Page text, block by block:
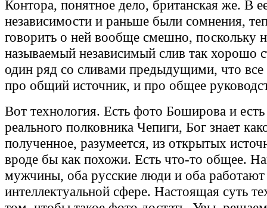
Контора, понятное дело, британская же. В
независимости и раньше были сомнения,
говорить о ней вообще смешно, поскольку
называемый независимый слив так хорошо
один ряд со сливами предыдущими, что все
про общий источник, и про общее
Вот технология. Есть фото Боширова и
реального полковника Чепиги, Бог знает
полученное, разумеется, из открытых
вроде бы как похожи. Есть что-то общее.
мужчины, оба русские люди и оба работают
интеллектуальной сфере. Настоящая суть